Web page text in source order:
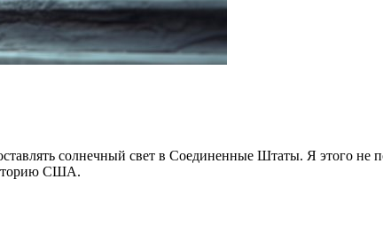
солнечный свет в Соединенные Штаты. Я этого не
США.